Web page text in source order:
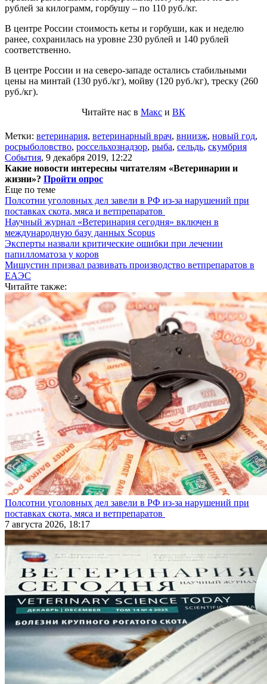
рублей за килограмм, горбушу – по 110 руб./кг.
В центре России стоимость кеты и горбуши, как и неделю
ранее, сохранилась на уровне 230 рублей и 140 рублей
соответственно.
В центре России и на северо-западе остались стабильными
цены на минтай (130 руб./кг), мойву (120 руб./кг), треску (260
руб./кг).
Читайте нас в Макс и ВК
Метки: ветеринария, ветеринарный врач, вниизж, новый год,
росрыболовство, россельхознадзор, рыба, сельдь, скумбрия
События, 9 декабря 2019, 12:22
Какие новости интересны читателям «Ветеринарии и
жизни»? Пройти опрос
Еще по теме
Полсотни уголовных дел завели в РФ из-за нарушений при
поставках скота, мяса и ветпрепаратов
Научный журнал «Ветеринария сегодня» включен в
международную базу данных Scopus
Эксперты назвали критические ошибки при лечении
папилломатоза у коров
Мишустин призвал развивать производство ветпрепаратов в
ЕАЭС
Читайте также:
Полсотни уголовных дел завели в РФ из-за нарушений при
поставках скота, мяса и ветпрепаратов
7 августа 2026, 18:17